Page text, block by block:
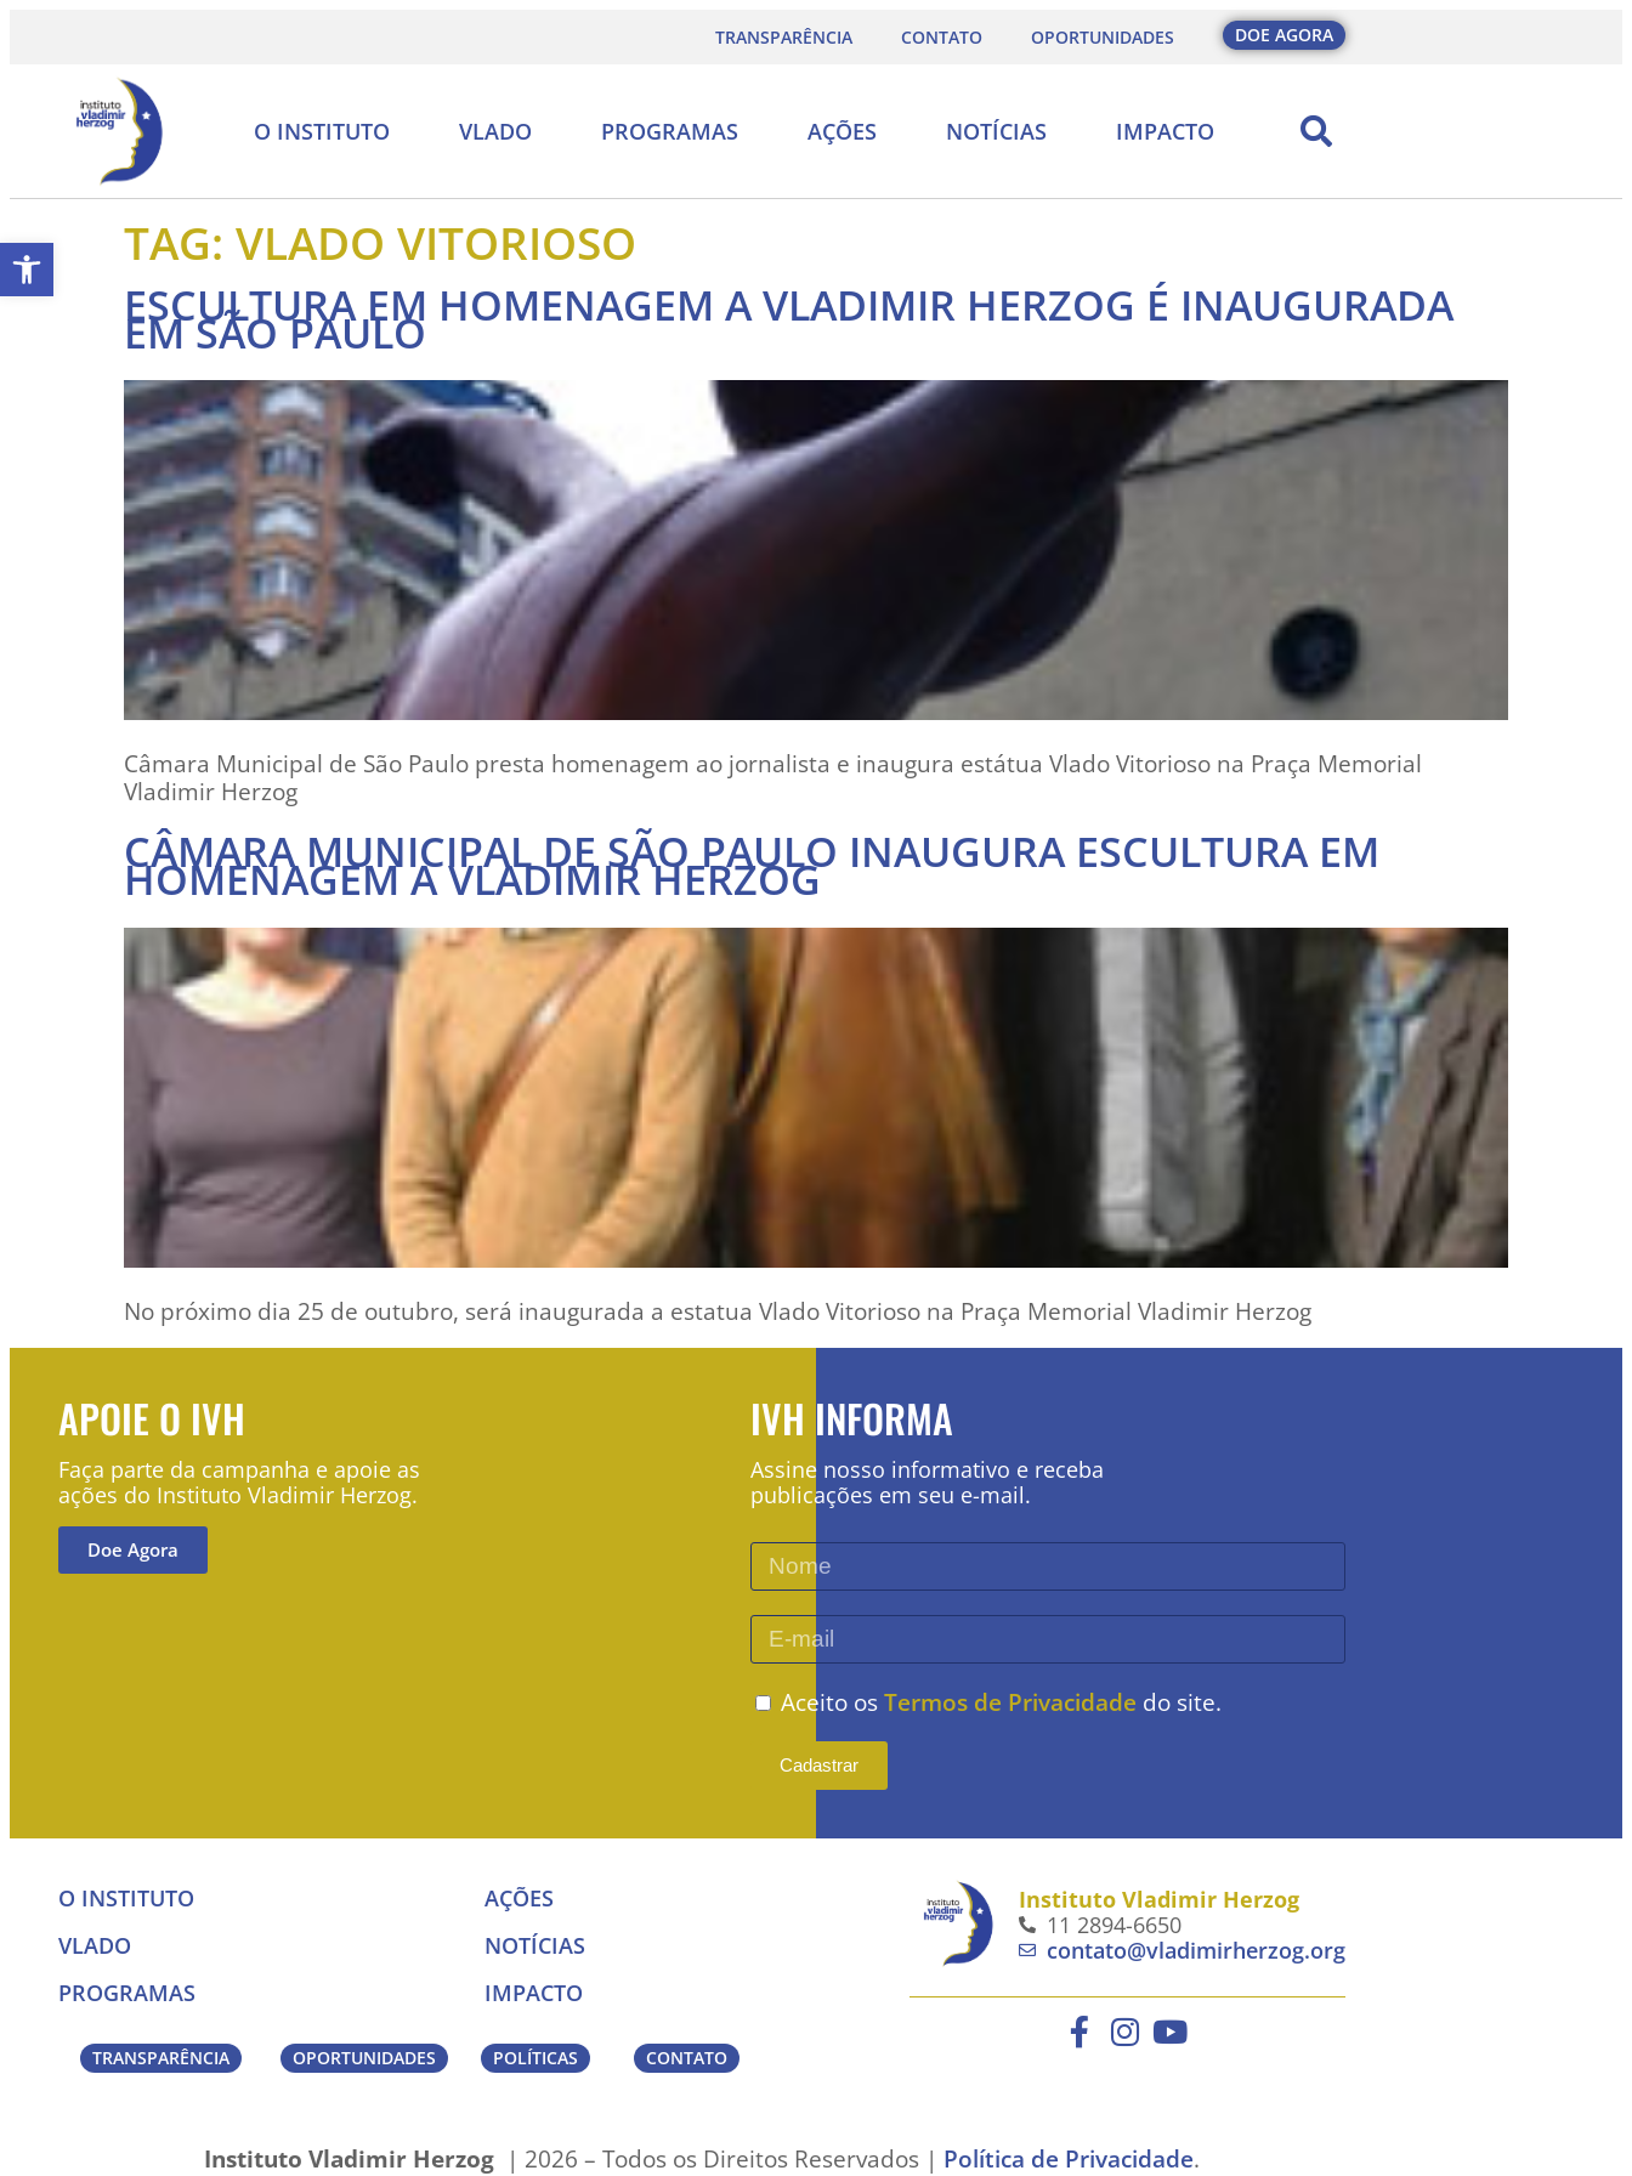
Abrir a barra de ferramentas
TRANSPARÊNCIA CONTATO OPORTUNIDADES DOE AGORA
O INSTITUTO VLADO PROGRAMAS AÇÕES NOTÍCIAS IMPACTO
TAG: VLADO VITORIOSO
ESCULTURA EM HOMENAGEM A VLADIMIR HERZOG É INAUGURADA
EM SÃO PAULO
Câmara Municipal de São Paulo presta homenagem ao jornalista e inaugura estátua Vlado Vitorioso na Praça Memorial
Vladimir Herzog
CÂMARA MUNICIPAL DE SÃO PAULO INAUGURA ESCULTURA EM
HOMENAGEM A VLADIMIR HERZOG
No próximo dia 25 de outubro, será inaugurada a estatua Vlado Vitorioso na Praça Memorial Vladimir Herzog
APOIE O IVH
Faça parte da campanha e apoie as
ações do Instituto Vladimir Herzog.
Doe Agora
IVH INFORMA
Assine nosso informativo e receba
publicações em seu e-mail.
Aceito osTermos de Privacidade do site.
Cadastrar
O INSTITUTO
VLADO
PROGRAMAS
AÇÕES
NOTÍCIAS
IMPACTO
TRANSPARÊNCIA OPORTUNIDADES POLÍTICAS CONTATO
Instituto Vladimir Herzog
11 2894-6650
contato@vladimirherzog.org
Instituto Vladimir Herzog | 2026 – Todos os Direitos Reservados | Política de Privacidade.